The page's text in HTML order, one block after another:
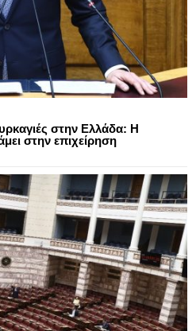
στην Ελλάδα: Η
στην επιχείρηση